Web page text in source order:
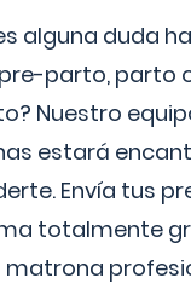
alguna duda
parto, parto
Nuestro
estará
Envía tus
totalmente
matrona